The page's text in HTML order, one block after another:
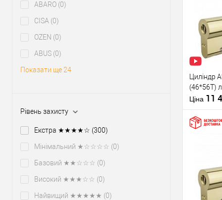
ABARO (0)
CISA (0)
OZEN (0)
ABUS (0)
Показати ще 24
Рівень захисту
Екстра ★★★★☆ (300)
Мінімальний ★☆☆☆☆ (0)
Базовий ★★☆☆☆ (0)
Високий ★★★☆☆ (0)
Найвищий ★★★★★ (0)
У
Виробник
Рівень
Модель
серцевини
Тип товару
Тип ключа
Циліндр
(46*56T)
Ціна 11
У